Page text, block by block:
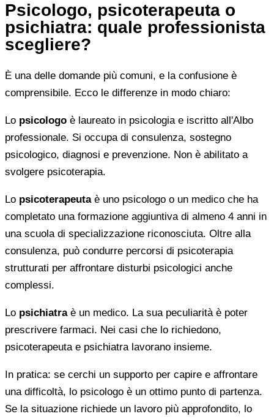
Psicologo, psicoterapeuta o
psichiatra: quale professionista
scegliere?
È una delle domande più comuni, e la confusione è
comprensibile. Ecco le differenze in modo chiaro:
Lo psicologo è laureato in psicologia e iscritto all'Albo
professionale. Si occupa di consulenza, sostegno
psicologico, diagnosi e prevenzione. Non è abilitato a
svolgere psicoterapia.
Lo psicoterapeutaè uno psicologo o un medico che ha
completato una formazione aggiuntiva di almeno 4 anni in
una scuola di specializzazione riconosciuta. Oltre alla
consulenza, può condurre percorsi di psicoterapia
strutturati per affrontare disturbi psicologici anche
complessi.
Lo psichiatraè un medico. La sua peculiarità è poter
prescrivere farmaci. Nei casi che lo richiedono,
psicoterapeuta e psichiatra lavorano insieme.
In pratica: se cerchi un supporto per capire e affrontare
una difficoltà, lo psicologo è un ottimo punto di partenza.
Se la situazione richiede un lavoro più approfondito, lo